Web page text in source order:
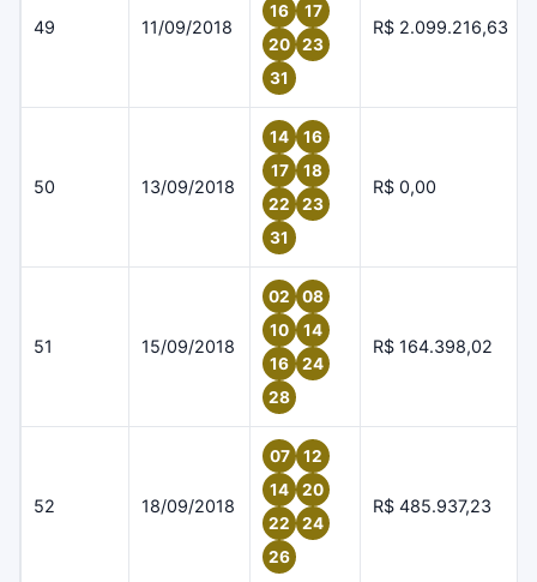
49 11/09/2018
16
17
20
23
31
R$ 2.099.216,63
50 13/09/2018
14
16
17
18
22
23
31
R$ 0,00
51 15/09/2018
02
08
10
14
16
24
28
R$ 164.398,02
52 18/09/2018
07
12
14
20
22
24
26
R$ 485.937,23